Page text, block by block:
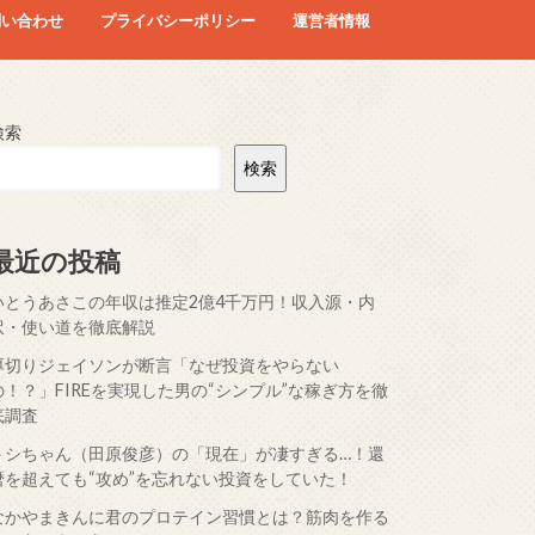
合わせ プライバシーポリシー 運営者情報
索
検索
近の投稿
とうあさこの年収は推定2億4千万円！収入源・内
・使い道を徹底解説
切りジェイソンが断言「なぜ投資をやらない
！？」FIREを実現した男の“シンプル”な稼ぎ方を徹
調査
シちゃん（田原俊彦）の「現在」が凄すぎる…！還
を超えても“攻め”を忘れない投資をしていた！
かやまきんに君のプロテイン習慣とは？筋肉を作る